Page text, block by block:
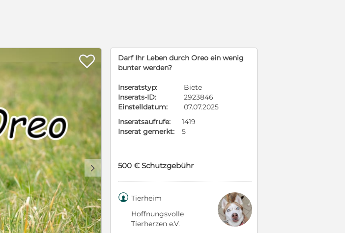

d
Darf Ihr Leben durch Oreo ein wenig
bunter werden?
Inseratstyp:
Biete
Inserats-ID:
2923846
Einstelldatum:
07.07.2025
Inseratsaufrufe:
1419
Inserat gemerkt:
5
500 € Schutzgebühr
 Tierheim
Hoffnungsvolle
Tierherzen e.V.